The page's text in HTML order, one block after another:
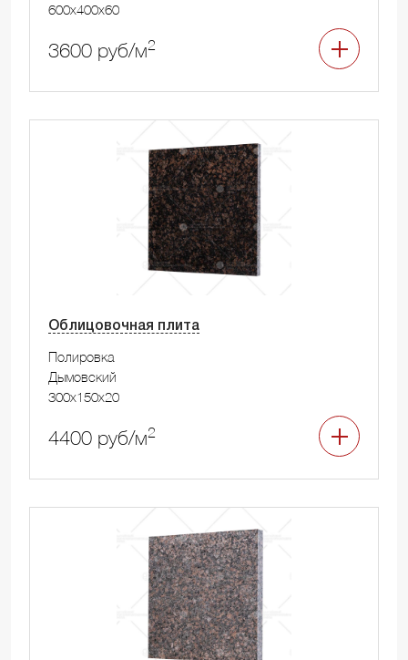
600x400x60
3600 руб/м2
Облицовочная плита
Полировка
Дымовский
300x150x20
4400 руб/м2